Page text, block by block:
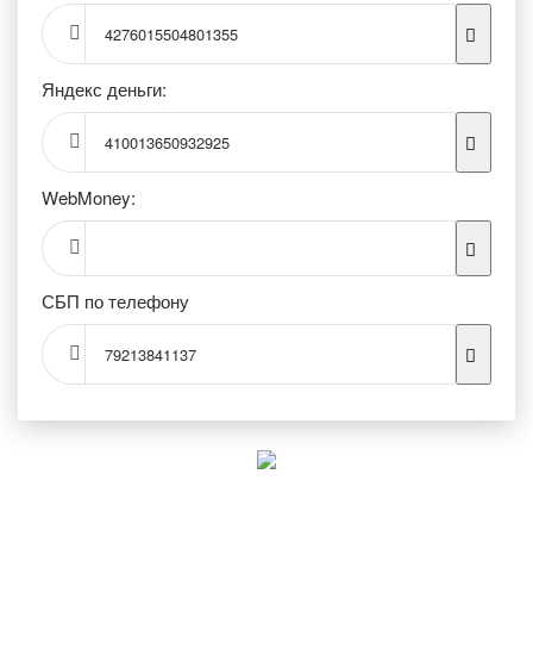
4276015504801355
Яндекс деньги:
410013650932925
WebMoney:
СБП по телефону
79213841137